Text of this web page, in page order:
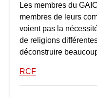
Les membres du
membres de leurs
voient pas la
de religions
déconstruire
RCF